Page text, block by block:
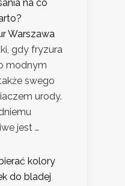
na co
Warszawa
gdy fryzura
modnym
swego
urody.
jest …
kolory
do bladej